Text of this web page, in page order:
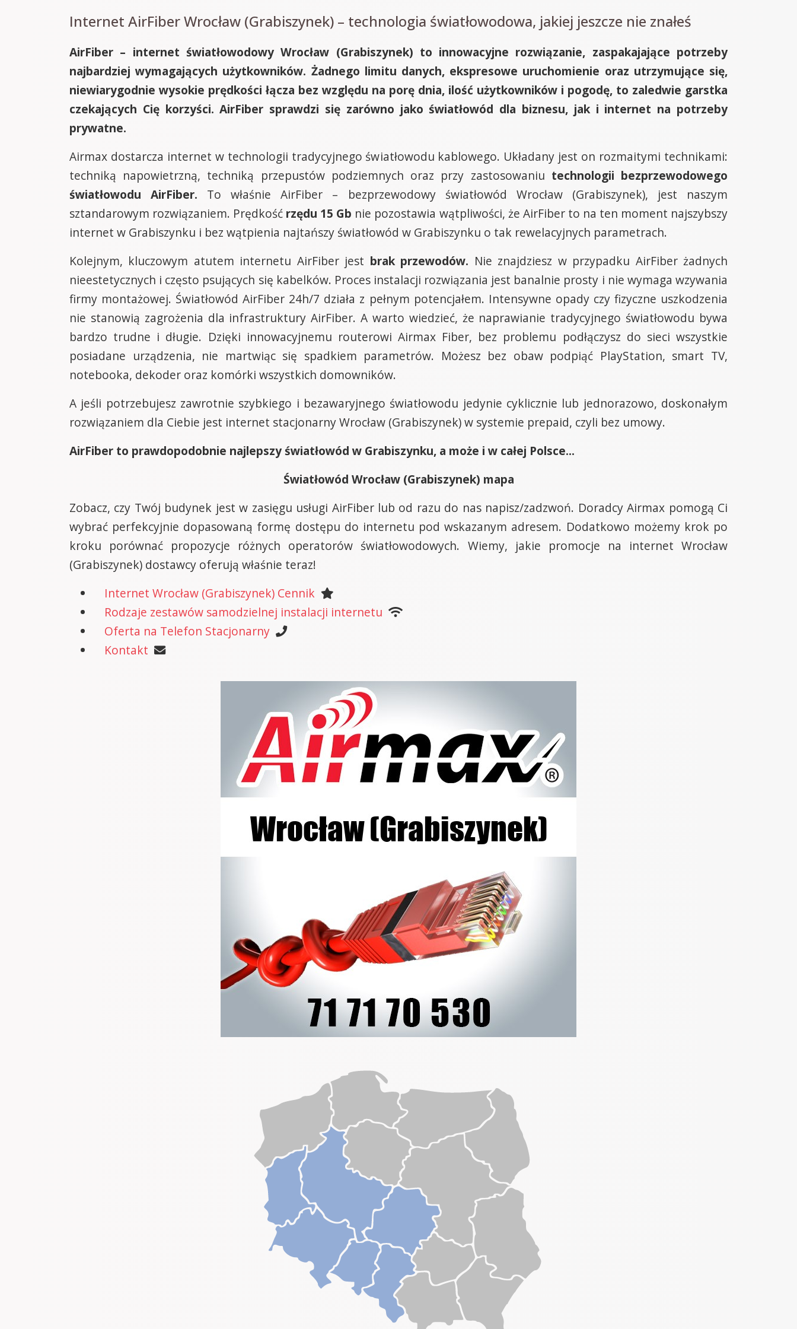
Internet AirFiber Wrocław (Grabiszynek) – technologia światłowodowa, jakiej jeszcze nie znałeś
AirFiber – internet światłowodowy Wrocław (Grabiszynek) to innowacyjne rozwiązanie, zaspakajające potrzeby
najbardziej wymagających użytkowników. Żadnego limitu danych, ekspresowe uruchomienie oraz utrzymujące się,
niewiarygodnie wysokie prędkości łącza bez względu na porę dnia, ilość użytkowników i pogodę, to zaledwie garstka
czekających Cię korzyści. AirFiber sprawdzi się zarówno jako światłowód dla biznesu, jak i internet na potrzeby
prywatne.
Airmax dostarcza internet w technologii tradycyjnego światłowodu kablowego. Układany jest on rozmaitymi technikami:
techniką napowietrzną, techniką przepustów podziemnych oraz przy zastosowaniu technologii bezprzewodowego
światłowodu AirFiber. To właśnie AirFiber – bezprzewodowy światłowód Wrocław (Grabiszynek), jest naszym
sztandarowym rozwiązaniem. Prędkość rzędu 15 Gb nie pozostawia wątpliwości, że AirFiber to na ten moment najszybszy
internet w Grabiszynku i bez wątpienia najtańszy światłowód w Grabiszynku o tak rewelacyjnych parametrach.
Kolejnym, kluczowym atutem internetu AirFiber jest brak przewodów. Nie znajdziesz w przypadku AirFiber żadnych
nieestetycznych i często psujących się kabelków. Proces instalacji rozwiązania jest banalnie prosty i nie wymaga wzywania
firmy montażowej. Światłowód AirFiber 24h/7 działa z pełnym potencjałem. Intensywne opady czy fizyczne uszkodzenia
nie stanowią zagrożenia dla infrastruktury AirFiber. A warto wiedzieć, że naprawianie tradycyjnego światłowodu bywa
bardzo trudne i długie. Dzięki innowacyjnemu routerowi Airmax Fiber, bez problemu podłączysz do sieci wszystkie
posiadane urządzenia, nie martwiąc się spadkiem parametrów. Możesz bez obaw podpiąć PlayStation, smart TV,
notebooka, dekoder oraz komórki wszystkich domowników.
A jeśli potrzebujesz zawrotnie szybkiego i bezawaryjnego światłowodu jedynie cyklicznie lub jednorazowo, doskonałym
rozwiązaniem dla Ciebie jest internet stacjonarny Wrocław (Grabiszynek) w systemie prepaid, czyli bez umowy.
AirFiber to prawdopodobnie najlepszy światłowód w Grabiszynku, a może i w całej Polsce...
Światłowód Wrocław (Grabiszynek) mapa
Zobacz, czy Twój budynek jest w zasięgu usługi AirFiber lub od razu do nas napisz/zadzwoń. Doradcy Airmax pomogą Ci
wybrać perfekcyjnie dopasowaną formę dostępu do internetu pod wskazanym adresem. Dodatkowo możemy krok po
kroku porównać propozycje różnych operatorów światłowodowych. Wiemy, jakie promocje na internet Wrocław
(Grabiszynek) dostawcy oferują właśnie teraz!
Internet Wrocław (Grabiszynek) Cennik
Rodzaje zestawów samodzielnej instalacji internetu
Oferta na Telefon Stacjonarny
Kontakt